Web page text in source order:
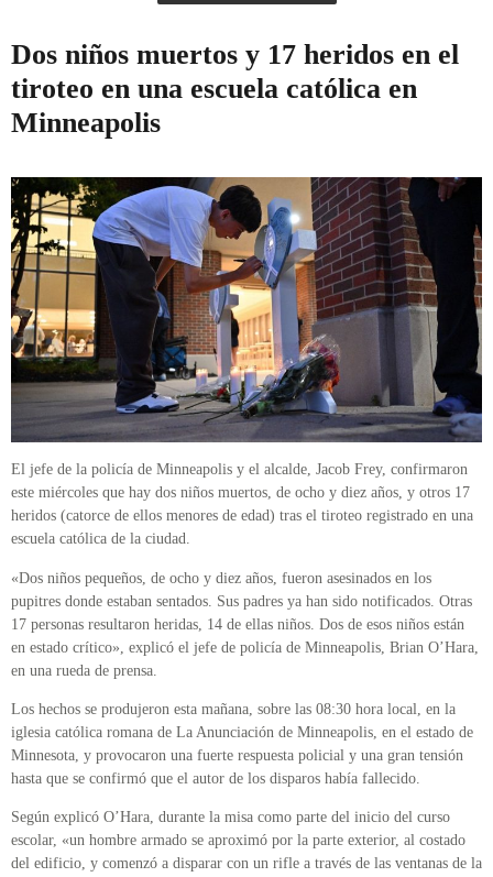
Dos niños muertos y 17 heridos en el
tiroteo en una escuela católica en
Minneapolis
El jefe de la policía de Minneapolis y el alcalde, Jacob Frey, confirmaron
este miércoles que hay dos niños muertos, de ocho y diez años, y otros 17
heridos (catorce de ellos menores de edad) tras el tiroteo registrado en una
escuela católica de la ciudad.
«Dos niños pequeños, de ocho y diez años, fueron asesinados en los
pupitres donde estaban sentados. Sus padres ya han sido notificados. Otras
17 personas resultaron heridas, 14 de ellas niños. Dos de esos niños están
en estado crítico», explicó el jefe de policía de Minneapolis, Brian O’Hara,
en una rueda de prensa.
Los hechos se produjeron esta mañana, sobre las 08:30 hora local, en la
iglesia católica romana de La Anunciación de Minneapolis, en el estado de
Minnesota, y provocaron una fuerte respuesta policial y una gran tensión
hasta que se confirmó que el autor de los disparos había fallecido.
Según explicó O’Hara, durante la misa como parte del inicio del curso
escolar, «un hombre armado se aproximó por la parte exterior, al costado
del edificio, y comenzó a disparar con un rifle a través de las ventanas de la